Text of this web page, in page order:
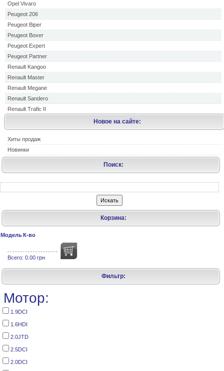
Opel Vivaro
Peugeot 206
Peugeot Biper
Peugeot Boxer
Peugeot Expert
Peugeot Partner
Renault Kangoo
Renault Master
Renault Megane
Renault Sandero
Renault Trafic II
Новое на сайте:
Хиты продаж
Новинки
Поиск:
Корзина:
Модель К-во
Всего: 0.00 грн
Фильтр:
Мотор:
1.9DCI
1.6HDI
2.0JTD
2.5DCI
2.0DCI